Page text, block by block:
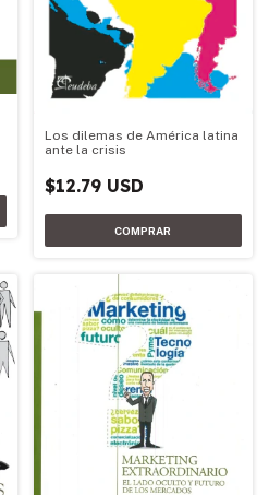
Los dilemas de América latina
ante la crisis
$12.79 USD